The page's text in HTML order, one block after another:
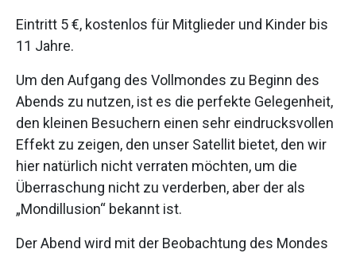
Eintritt 5 €, kostenlos für Mitglieder und Kinder bis
11 Jahre.
Um den Aufgang des Vollmondes zu Beginn des
Abends zu nutzen, ist es die perfekte Gelegenheit,
den kleinen Besuchern einen sehr eindrucksvollen
Effekt zu zeigen, den unser Satellit bietet, den wir
hier natürlich nicht verraten möchten, um die
Überraschung nicht zu verderben, aber der als
„Mondillusion“ bekannt ist.
Der Abend wird mit der Beobachtung des Mondes